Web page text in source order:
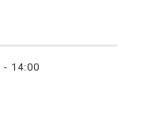
- 14:00